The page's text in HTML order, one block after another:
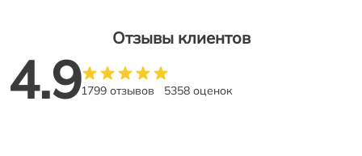
Отзывы клиентов
4.91799 отзывов 5358 оценок